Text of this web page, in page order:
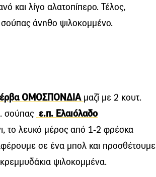
και λίγο αλατοπίπερο. Τέλος,
άνηθο ψιλοκομμένο.
ΟΜΟΣΠΟΝΔΙΑ µαζί µε 2 κουτ.
σούπας ε.π. Ελαιόλαδο
το λευκό μέρος από 1-2 φρέσκα
σε ένα μπολ και προσθέτουμε
ψιλοκομμένα.